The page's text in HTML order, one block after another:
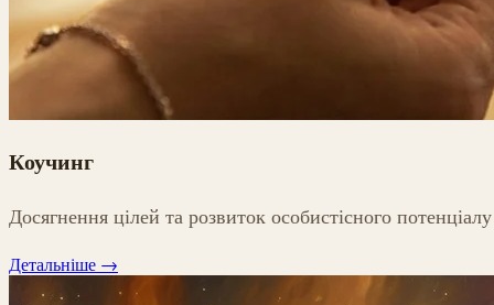
Коучинг
Досягнення цілей та розвиток особистісного потенціалу
Детальніше →